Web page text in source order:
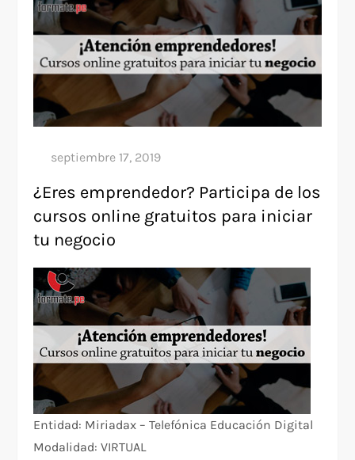
¿Eres emprendedor? Participa de los
cursos online gratuitos para iniciar
tu negocio
Entidad: Miriadax – Telefónica Educación Digital
Modalidad: VIRTUAL